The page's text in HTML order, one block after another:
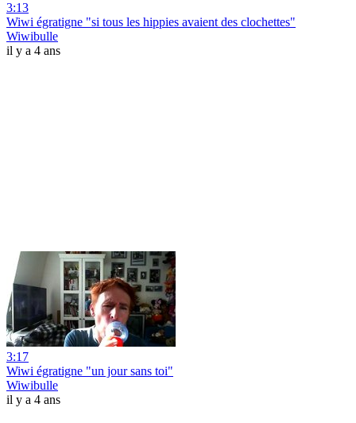
3:13
Wiwi égratigne "si tous les hippies avaient des clochettes"
Wiwibulle
il y a 4 ans
3:17
Wiwi égratigne "un jour sans toi"
Wiwibulle
il y a 4 ans